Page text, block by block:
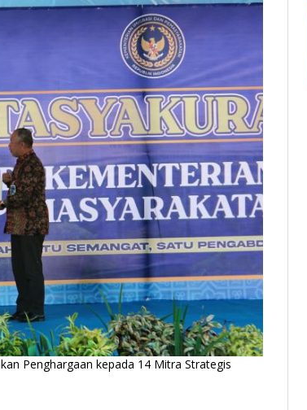
Penghargaan kepada 14 Mitra Strategis